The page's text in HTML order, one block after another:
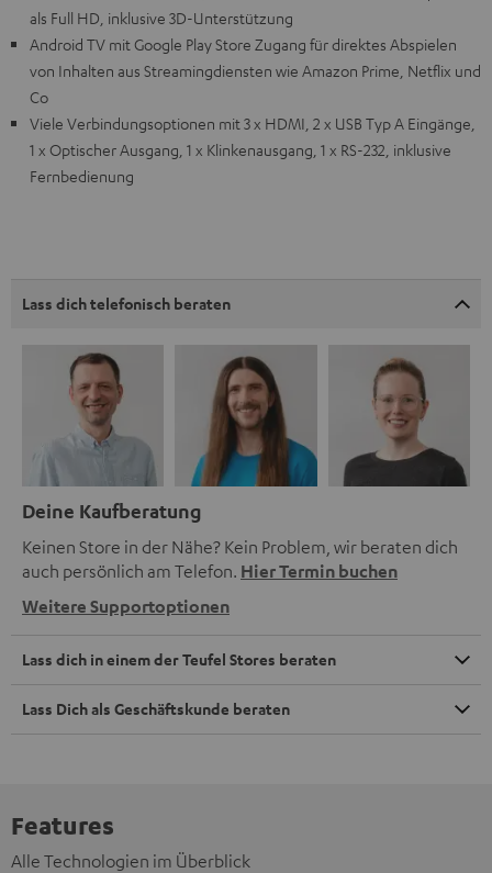
als Full HD, inklusive 3D-Unterstützung
Android TV mit Google Play Store Zugang für direktes Abspielen
von Inhalten aus Streamingdiensten wie Amazon Prime, Netflix und
Co
Viele Verbindungsoptionen mit 3 x HDMI, 2 x USB Typ A Eingänge,
1 x Optischer Ausgang, 1 x Klinkenausgang, 1 x RS-232, inklusive
Fernbedienung
Lass dich telefonisch beraten
Deine Kaufberatung
Keinen Store in der Nähe? Kein Problem, wir beraten dich
auch persönlich am Telefon. Hier Termin buchen
Weitere Supportoptionen
Lass dich in einem der Teufel Stores beraten
Lass Dich als Geschäftskunde beraten
Features
Alle Technologien im Überblick